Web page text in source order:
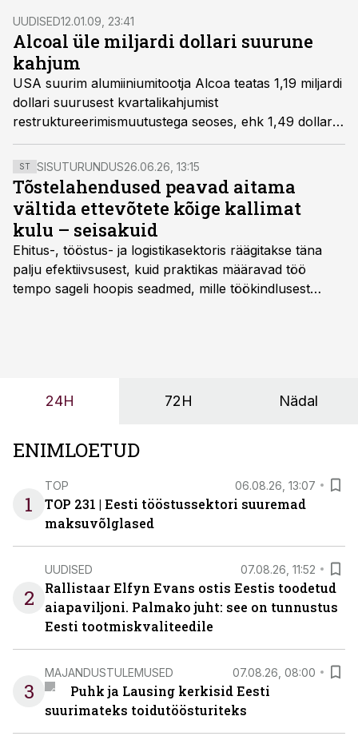
UUDISED12.01.09, 23:41
Alcoal üle miljardi dollari suurune
kahjum
USA suurim alumiiniumitootja Alcoa teatas 1,19 miljardi
dollari suurusest kvartalikahjumist
restruktureerimismuutustega seoses, ehk 1,49 dollarit
aktsia kohta.
ST SISUTURUNDUS26.06.26, 13:15
Tõstelahendused peavad aitama
vältida ettevõtete kõige kallimat
kulu – seisakuid
Ehitus-, tööstus- ja logistikasektoris räägitakse täna
palju efektiivsusest, kuid praktikas määravad töö
tempo sageli hoopis seadmed, mille töökindlusest
24H 72H Nädal
ENIMLOETUD
1
TOP 06.08.26, 13:07
TOP 231 | Eesti tööstussektori suuremad
maksuvõlglased
2
UUDISED 07.08.26, 11:52
Rallistaar Elfyn Evans ostis Eestis toodetud
aiapaviljoni. Palmako juht: see on tunnustus
Eesti tootmiskvaliteedile
3
MAJANDUSTULEMUSED 07.08.26, 08:00
Puhk ja Lausing kerkisid Eesti
suurimateks toidutöösturiteks